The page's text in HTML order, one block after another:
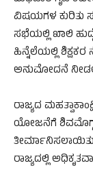
ವಿಷಯಗಳ ಕುರಿತು
ಸಭೆಯಲ್ಲಿ ಖಾಲಿ
ಹಿನ್ನೆಲೆಯಲ್ಲಿ ಶಿಕ್ಷಕರ
ಅನುಮೋದನೆ
ರಾಜ್ಯದ
ಯೋಜನೆಗೆ
ರಾಜ್ಯದಲ್ಲಿ